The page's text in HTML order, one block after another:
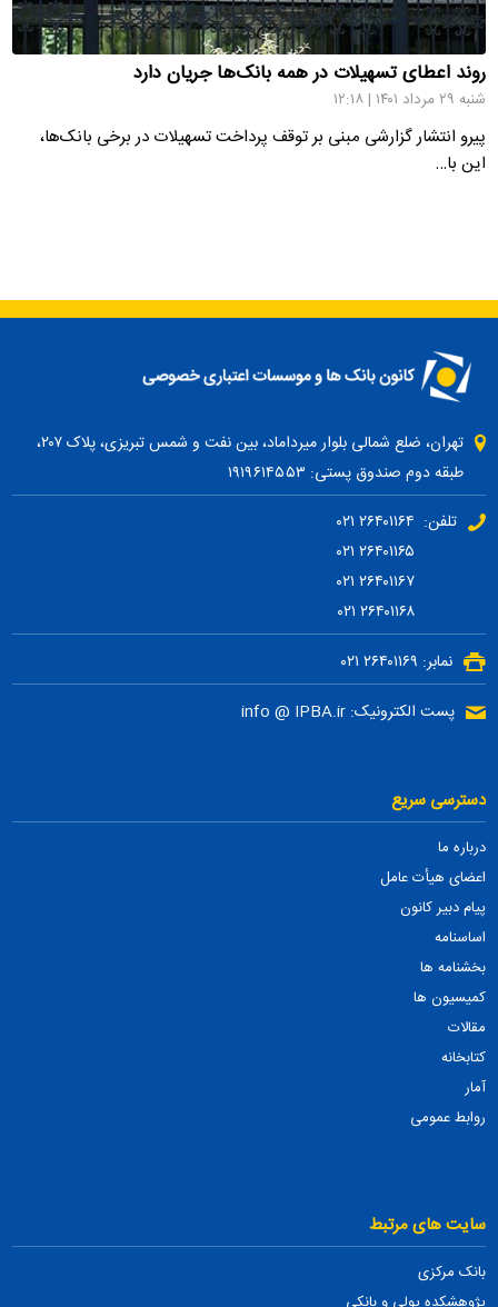
روند اعطای تسهیلات در همه بانک‌ها جریان دارد
شنبه ۲۹ مرداد ۱۴۰۱ | ۱۲:۱۸
پیرو انتشار گزارشی مبنی بر توقف پرداخت تسهیلات در برخی بانک‌ها،
این با…
تهران، ضلع شمالی بلوار میرداماد، بین نفت و شمس تبریزی، پلاک ۲۰۷،
طبقه دوم صندوق پستی: ۱۹۱۹۶۱۴۵۵۳
تلفن: ۲۶۴۰۱۱۶۴ ۰۲۱
۲۶۴۰۱۱۶۷ ۰۲۱
۲۶۴۰۱۱۶۸ ۰۲۱
نمابر: ۲۶۴۰۱۱۶۹ ۰۲۱
پست الکترونیک: info @ IPBA.ir
دسترسی سریع
درباره ما
اعضای هیأت عامل
پیام دبیر کانون
اساسنامه
بخشنامه ها
کمیسیون ها
مقالات
کتابخانه
آمار
روابط عمومی
سایت های مرتبط
بانک مرکزی